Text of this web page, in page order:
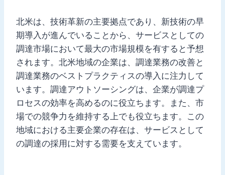
北米は、技術革新の主要拠点であり、新技術の早
期導入が進んでいることから、サービスとしての
調達市場において最大の市場規模を有すると予想
されます。北米地域の企業は、調達業務の改善と
調達業務のベストプラクティスの導入に注力して
います。調達アウトソーシングは、企業が調達プ
ロセスの効率を高めるのに役立ちます。また、市
場での競争力を維持する上でも役立ちます。この
地域における主要企業の存在は、サービスとして
の調達の採用に対する需要を支えています。